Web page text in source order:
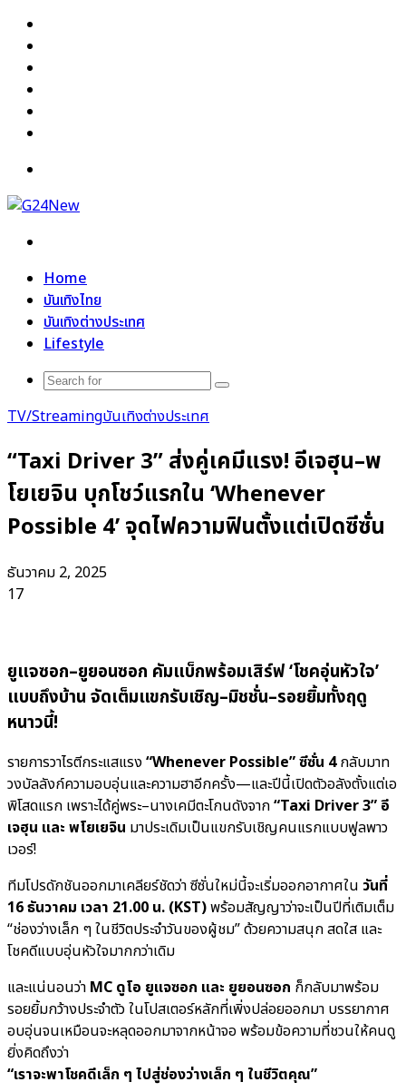
Home
บันเทิงไทย
บันเทิงต่างประเทศ
Lifestyle
Search
TV/Streamingบันเทิงต่างประเทศ
“Taxi Driver 3” ส่งคู่เคมีแรง! อีเจฮุน–พ
โยเยจิน บุกโชว์แรกใน ‘Whenever
Possible 4’ จุดไฟความฟินตั้งแต่เปิดซีซั่น
ธันวาคม 2, 2025
17
ยูแจซอก–ยูยอนซอก คัมแบ็กพร้อมเสิร์ฟ ‘โชคอุ่นหัวใจ’
แบบถึงบ้าน จัดเต็มแขกรับเชิญ–มิชชั่น–รอยยิ้มทั้งฤดู
หนาวนี้!
รายการวาไรตีกระแสแรง“Whenever Possible” ซีซั่น 4กลับมาท
วงบัลลังก์ความอบอุ่นและความฮาอีกครั้ง—และปีนี้เปิดตัวอลังตั้งแต่เอ
พิโสดแรก เพราะได้คู่พระ–นางเคมีตะโกนดังจาก“Taxi Driver 3” อี
เจฮุน และ พโยเยจิน มาประเดิมเป็นแขกรับเชิญคนแรกแบบฟูลพาว
เวอร์!
ทีมโปรดักชันออกมาเคลียร์ชัดว่า ซีซั่นใหม่นี้จะเริ่มออกอากาศใน วันที่
16 ธันวาคม เวลา 21.00 น. (KST)พร้อมสัญญาว่าจะเป็นปีที่เติมเต็ม
“ช่องว่างเล็ก ๆ ในชีวิตประจำวันของผู้ชม” ด้วยความสนุก สดใส และ
โชคดีแบบอุ่นหัวใจมากกว่าเดิม
และแน่นอนว่า MC ดูโอ ยูแจซอก และ ยูยอนซอก ก็กลับมาพร้อม
รอยยิ้มกว้างประจำตัว ในโปสเตอร์หลักที่เพิ่งปล่อยออกมา บรรยากาศ
อบอุ่นจนเหมือนจะหลุดออกมาจากหน้าจอ พร้อมข้อความที่ชวนให้คนดู
ยิ่งคิดถึงว่า
“เราจะพาโชคดีเล็ก ๆ ไปสู่ช่องว่างเล็ก ๆ ในชีวิตคุณ”